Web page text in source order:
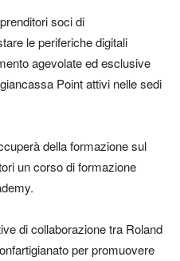
soci di
le periferiche digitali
agevolate ed esclusive
Point attivi nelle sedi
della formazione sul
un corso di formazione
di collaborazione tra Roland
per promuovere